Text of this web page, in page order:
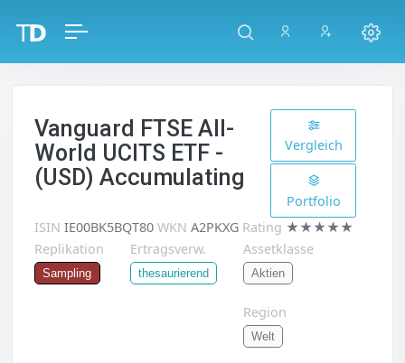
Vanguard FTSE All-
World UCITS ETF -
(USD) Accumulating
Vergleich
Portfolio
ISIN IE00BK5BQT80 WKN A2PKXG Rating ★★★★★
Replikation
Sampling
Ertragsverw.
thesaurierend
Assetklasse
Aktien
Region
Welt